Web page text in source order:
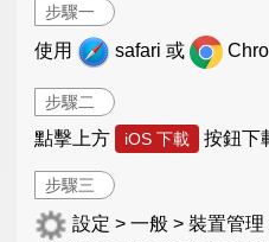
步驟一
使用 safari 或
步驟二
點擊上方 iOS 下載 按鈕下
步驟三
設定 > 一般 > 裝置管